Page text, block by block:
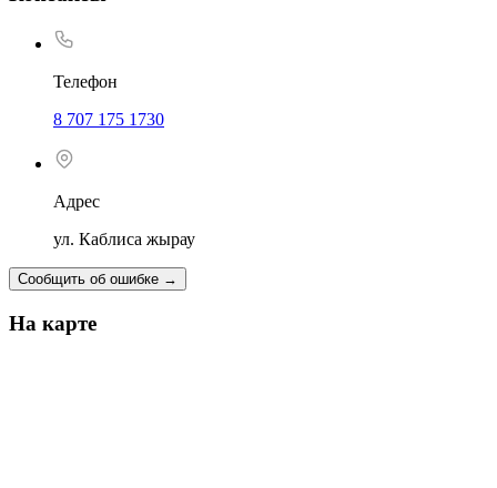
Телефон
8 707 175 1730
Адрес
ул. Каблиса жырау
Сообщить об ошибке →
На карте